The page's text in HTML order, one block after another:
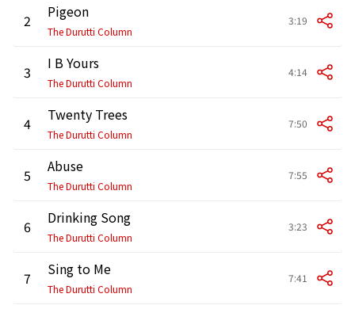
2 Pigeon
The Durutti Column
3:19
3 I B Yours
The Durutti Column
4:14
4 Twenty Trees
The Durutti Column
7:50
5 Abuse
The Durutti Column
7:55
6 Drinking Song
The Durutti Column
3:23
7 Sing to Me
The Durutti Column
7:41